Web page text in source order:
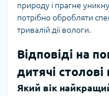
природу і прагне
потрібно обробляти
тривалій дії вологи.
Відповіді на
дитячі
Який вік